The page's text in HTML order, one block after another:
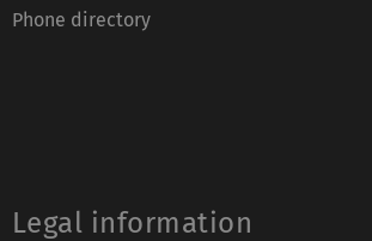
Phone directory
Legal information